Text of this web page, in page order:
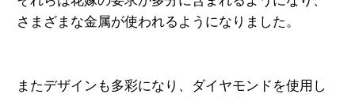
さまざまな金属が使われるようになりました。
またデザインも多彩になり、ダイヤモンドを使用し